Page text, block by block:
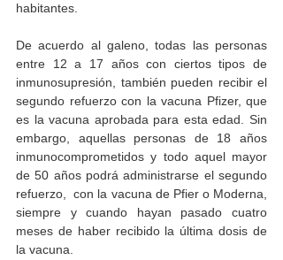
habitantes.
De acuerdo al galeno, todas las personas
entre 12 a 17 años con ciertos tipos de
inmunosupresión, también pueden recibir el
segundo refuerzo con la vacuna Pfizer, que
es la vacuna aprobada para esta edad. Sin
embargo, aquellas personas de 18 años
inmunocomprometidos y todo aquel mayor
de 50 años podrá administrarse el segundo
refuerzo,  con la vacuna de Pfier o Moderna,
siempre y cuando hayan pasado cuatro
meses de haber recibido la última dosis de
la vacuna.